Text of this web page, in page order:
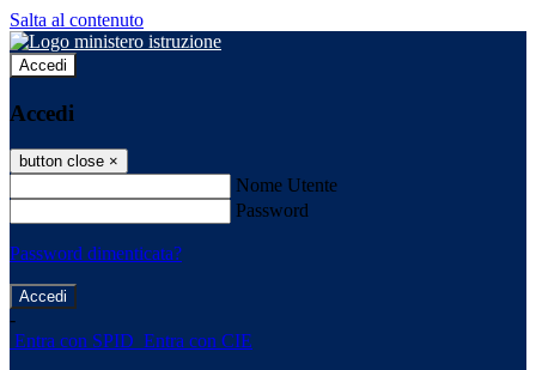
Salta al contenuto
Accedi
Accedi
button close ×
Nome Utente
Password
Password dimenticata?
-
Entra con SPID Entra con CIE